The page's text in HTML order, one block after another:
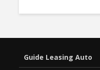
Guide Leasing Auto